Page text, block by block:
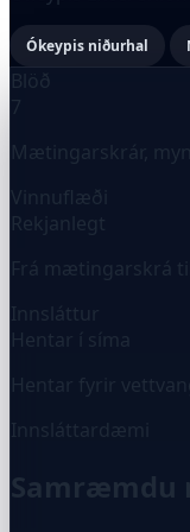
Ókeypis niðurhal
Blöð
7
Mætingarskrár,
Vinnuflæði
Rekjanlegt
Frá mætingarskrá
Innsláttur
Hentar í síma
Hentar fyrir
Innsláttardæmi
Samræmdu